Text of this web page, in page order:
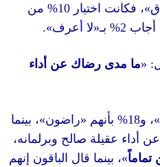
10%
من
«لا أعرف ».
عن أداء
«راضون»، بينما
صالح وبرلمانه،
قال الباقون إنهم